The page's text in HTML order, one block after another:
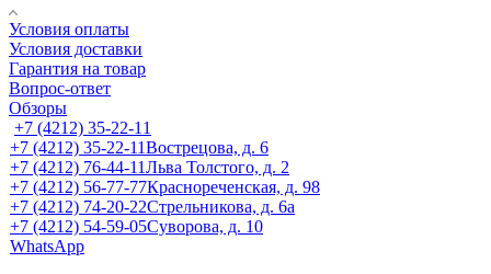
Условия оплаты
Условия доставки
Гарантия на товар
Вопрос-ответ
Обзоры
+7 (4212) 35-22-11
+7 (4212) 35-22-11Вострецова, д. 6
+7 (4212) 76-44-11Льва Толстого, д. 2
+7 (4212) 56-77-77Краснореченская, д. 98
+7 (4212) 74-20-22Стрельникова, д. 6а
+7 (4212) 54-59-05Суворова, д. 10
WhatsApp